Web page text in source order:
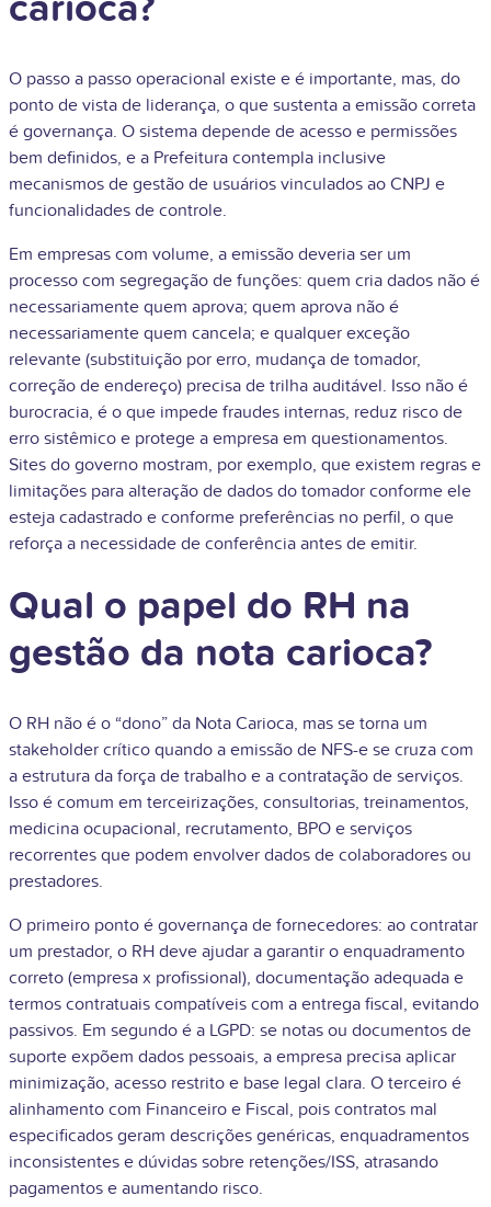
O passo a passo operacional existe e é importante, mas, do
ponto de vista de liderança, o que sustenta a emissão correta
é governança. O sistema depende de acesso e permissões
bem definidos, e a Prefeitura contempla inclusive
mecanismos de gestão de usuários vinculados ao CNPJ e
funcionalidades de controle.
Em empresas com volume, a emissão deveria ser um
processo com segregação de funções: quem cria dados não é
necessariamente quem aprova; quem aprova não é
necessariamente quem cancela; e qualquer exceção
relevante (substituição por erro, mudança de tomador,
correção de endereço) precisa de trilha auditável. Isso não é
burocracia, é o que impede fraudes internas, reduz risco de
erro sistêmico e protege a empresa em questionamentos.
Sites do governo mostram, por exemplo, que existem regras e
limitações para alteração de dados do tomador conforme ele
esteja cadastrado e conforme preferências no perfil, o que
reforça a necessidade de conferência antes de emitir.
Qual o papel do RH na
gestão da nota carioca?
O RH não é o “dono” da Nota Carioca, mas se torna um
stakeholder crítico quando a emissão de NFS-e se cruza com
a estrutura da força de trabalho e a contratação de serviços.
Isso é comum em terceirizações, consultorias, treinamentos,
medicina ocupacional, recrutamento, BPO e serviços
recorrentes que podem envolver dados de colaboradores ou
prestadores.
O primeiro ponto é governança de fornecedores: ao contratar
um prestador, o RH deve ajudar a garantir o enquadramento
correto (empresa x profissional), documentação adequada e
termos contratuais compatíveis com a entrega fiscal, evitando
passivos. Em segundo é a LGPD: se notas ou documentos de
suporte expõem dados pessoais, a empresa precisa aplicar
minimização, acesso restrito e base legal clara. O terceiro é
alinhamento com Financeiro e Fiscal, pois contratos mal
especificados geram descrições genéricas, enquadramentos
inconsistentes e dúvidas sobre retenções/ISS, atrasando
pagamentos e aumentando risco.